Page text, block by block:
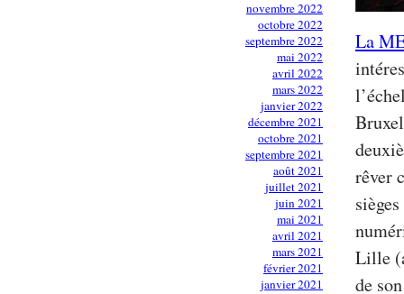
novembre 2022
octobre 2022
septembre 2022
mai 2022
avril 2022
mars 2022
janvier 2022
décembre 2021
octobre 2021
septembre 2021
août 2021
juillet 2021
juin 2021
mai 2021
avril 2021
mars 2021
février 2021
janvier 2021
La
rêver
Lille
de